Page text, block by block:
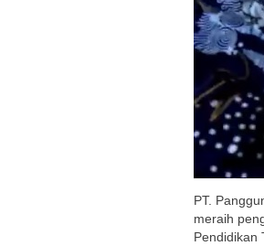
PT.
meraih
Pendidikan